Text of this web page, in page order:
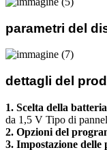
parametri del
dettagli del
1. Scelta della
da 1,5 V Tipo di
2. Opzioni del
3. Impostazione